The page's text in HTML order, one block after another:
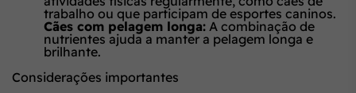
trabalho ou que participam de esportes caninos.
Cães com pelagem longa: A combinação de
nutrientes ajuda a manter a pelagem longa e
brilhante.
Considerações importantes